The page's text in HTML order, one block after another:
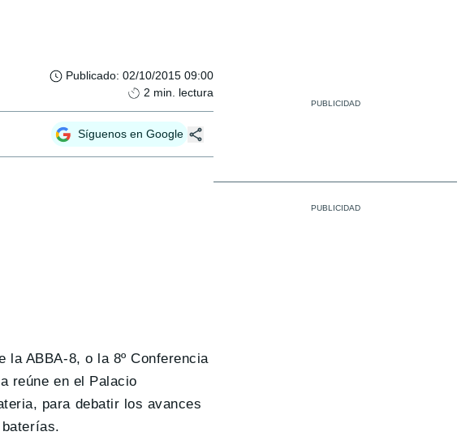
Publicado: 02/10/2015 09:00
2 min. lectura
Síguenos en Google
la ABBA-8, o la 8º Conferencia
reúne en el Palacio
para debatir los avances